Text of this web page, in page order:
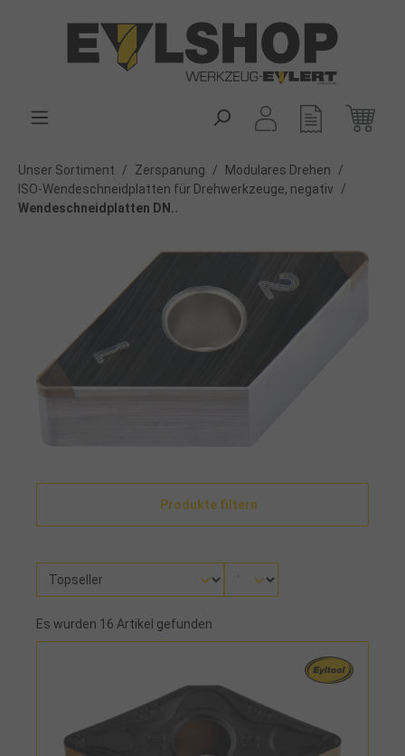
Unser Sortiment / Zerspanung / Modulares Drehen
/
ISO-Wendeschneidplatten für Drehwerkzeuge, negativ
/
Wendeschneidplatten DN..
Produkte filtern
Es wurden 16 Artikel gefunden